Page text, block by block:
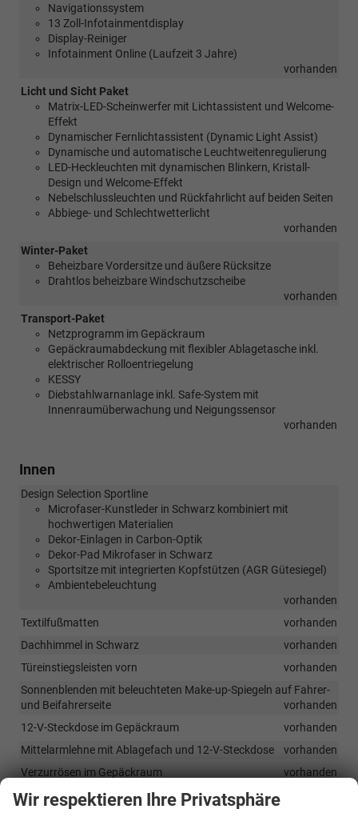
Navigationssystem
13 Zoll-Infotainmentdisplay
Display-Reiniger
Infotainment Online (Laufzeit 3 Jahre)
vorhanden
Licht und Sicht Paket
Matrix-LED-Scheinwerfer mit Lichtassistent und Welcome-
Effekt
Dynamischer Fernlichtassistent (Dynamic Light Assist)
Dynamische und automatische Leuchtweitenregulierung
LED-Heckleuchten mit dynamischen Blinkern, Kristall-
Design und Welcome-Effekt
Nebelschlussleuchten und Rückfahrlicht auf beiden Seiten
Abbiege- und Schlechtwetterlicht
vorhanden
Winter-Paket
Beheizbare Vordersitze und äußere Rücksitze
Drahtlos beheizbare Windschutzscheibe
vorhanden
Transport-Paket
Netzprogramm im Gepäckraum
Gepäckraumabdeckung mit flexibler Ablagetasche inkl.
elektrischer Rolloentriegelung
KESSY
Diebstahlwarnanlage inkl. Safe-System mit
Innenraumüberwachung und Neigungssensor
vorhanden
Innen
Design Selection Sportline
Microfaser-Kunstleder in Schwarz kombiniert mit
hochwertigen Materialien
Dekor-Einlagen in Carbon-Optik
Dekor-Pad Mikrofaser in Schwarz
Sportsitze mit integrierten Kopfstützen (AGR Gütesiegel)
Ambientebeleuchtung
vorhanden
Textilfußmatten
vorhanden
Dachhimmel in Schwarz
vorhanden
Türeinstiegsleisten vorn
vorhanden
Sonnenblenden mit beleuchteten Make-up-Spiegeln auf Fahrer-
und Beifahrerseite
vorhanden
12-V-Steckdose im Gepäckraum
vorhanden
Mittelarmlehne mit Ablagefach und 12-V-Steckdose
vorhanden
Verzurrösen im Gepäckraum
vorhanden
Klimaanlage Climatronic (3 Zonen), vollautomatisch, für
Fahrer, Beifahrer und Fond getrennt regelbar
Wir respektieren Ihre Privatsphäre